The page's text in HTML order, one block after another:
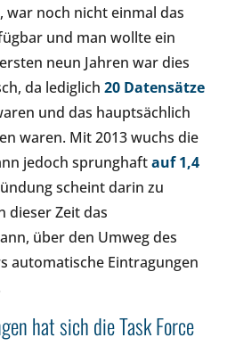
noch nicht einmal das
und man wollte ein
neun Jahren war dies
da lediglich 20 Datensätze
und das hauptsächlich
waren. Mit 2013 wuchs die
jedoch sprunghaftauf 1,4
scheint darin zu
dieser Zeit das
über den Umweg des
automatische Eintragungen
hat sich die Task Force